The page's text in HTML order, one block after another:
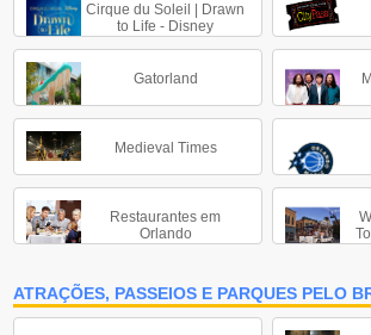
Cirque du Soleil | Drawn
to Life - Disney
Gatorland
Medieval Times
Restaurantes em
Orlando
ATRAÇÕES, PASSEIOS E PARQUES PELO